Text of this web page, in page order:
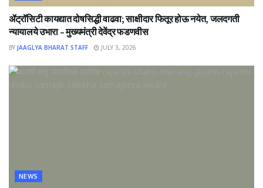
ॲट्रॉसिटी कायद्यात दोषसिद्धी वाढवा; साक्षीदार फितूर होऊ नयेत, जलदगती
न्यायालये उभारा – मुख्यमंत्री देवेंद्र फडणवीस
BY JAAGLYA BHARAT STAFF JULY 3, 2026
NEWS